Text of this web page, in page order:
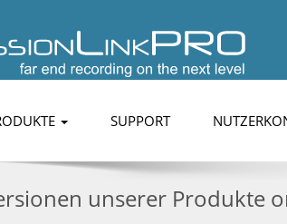
SUPPORT
unserer Produkte